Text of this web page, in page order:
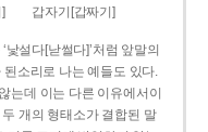
갑자기[갑짜기]
낯설다[낟썰다]’처럼 앞말의
소리로 나는 예들도 있다.
는데 이는 다른 이유에서이
두 개의 형태소가 결합된 말